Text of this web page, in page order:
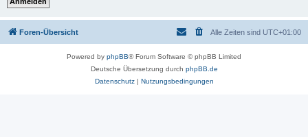
Foren-Übersicht Alle Zeiten sind UTC+01:00
Powered by phpBB® Forum Software © phpBB Limited
Deutsche Übersetzung durch phpBB.de
Datenschutz| Nutzungsbedingungen